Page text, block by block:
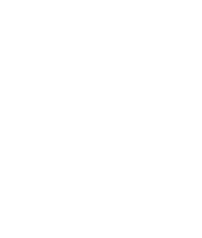
急時やガイドの指